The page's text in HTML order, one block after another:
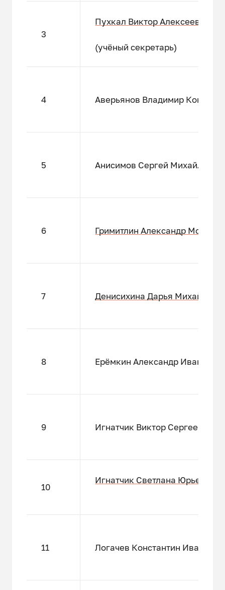
3
Пухкал Виктор Алексеевич
(учёный секретарь)
4 Аверьянов Владимир
5 Анисимов Сергей Михайлович
6 Гримитлин Александр
7 Денисихина Дарья
8 Ерёмкин Александр Иванович
9 Игнатчик Виктор Сергеевич
10
Игнатчик Светлана Юрьевна
11 Логачев Константин Иванович